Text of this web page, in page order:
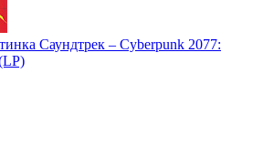
Саундтрек – Cyberpunk 2077: